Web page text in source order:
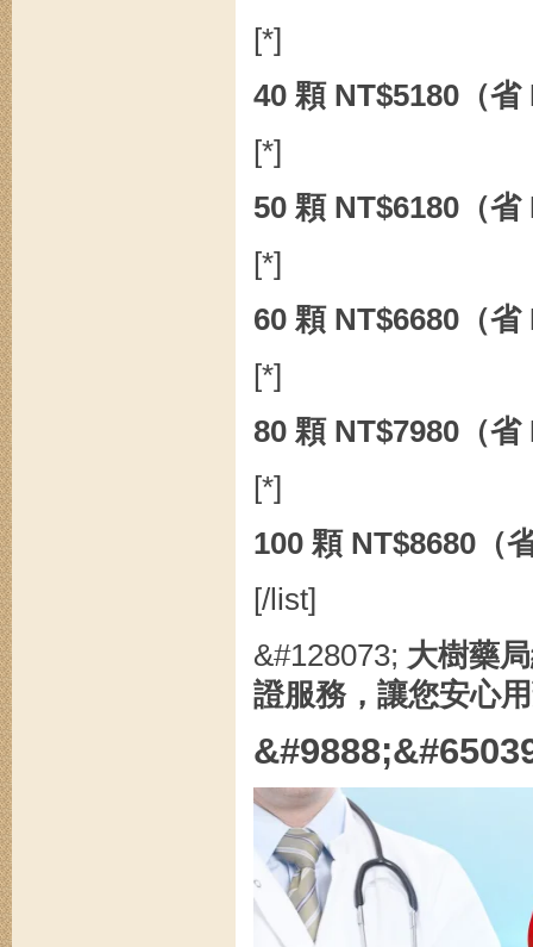
[*]
40 顆 NT$5180（省
[*]
50 顆 NT$6180（省
[*]
60 顆 NT$6680（省
[*]
80 顆 NT$7980（省
[*]
100 顆 NT$8680（
[/list]
&#128073; 大樹藥
證服務，讓您安心